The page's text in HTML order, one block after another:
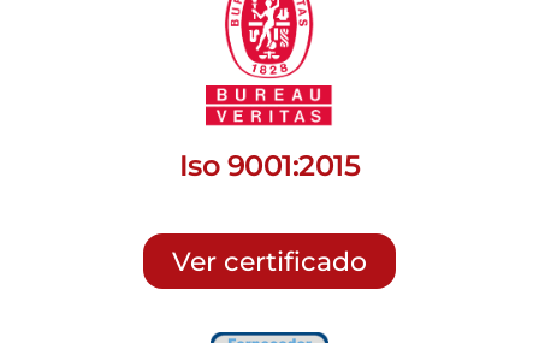
Iso 9001:2015
Ver certificado